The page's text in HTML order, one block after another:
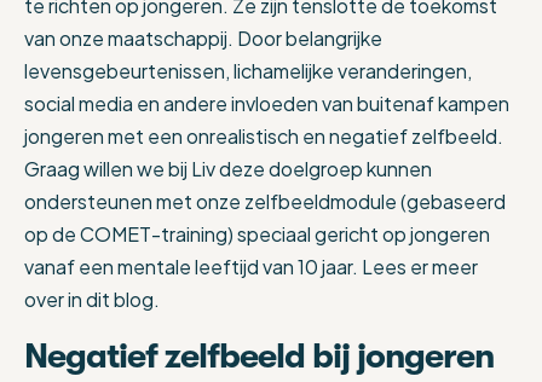
te richten op jongeren. Ze zijn tenslotte de toekomst
van onze maatschappij. Door belangrijke
levensgebeurtenissen, lichamelijke veranderingen,
social media en andere invloeden van buitenaf kampen
jongeren met een onrealistisch en negatief zelfbeeld.
Graag willen we bij Liv deze doelgroep kunnen
ondersteunen met onze zelfbeeldmodule (gebaseerd
op de COMET-training) speciaal gericht op jongeren
vanaf een mentale leeftijd van 10 jaar. Lees er meer
over in dit blog.
Negatief zelfbeeld bij jongeren